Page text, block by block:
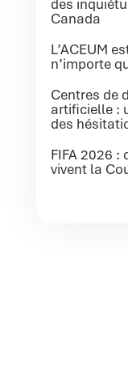
des
Canada
L’ACEUM
n’importe
Centres de
artificielle :
des
FIFA 2026 :
vivent la